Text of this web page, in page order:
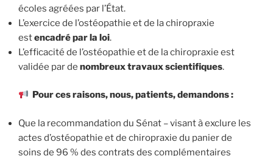
écoles agréées par l’État.
L’exercice de l’ostéopathie et de la chiropraxie
estencadré par la loi.
L’efficacité de l’ostéopathie et de la chiropraxie est
validée par de nombreux travaux scientifiques.
Pour ces raisons, nous, patients, demandons :
Que la recommandation du Sénat – visant à exclure les
actes d’ostéopathie et de chiropraxie du panier de
soins de 96 % des contrats des complémentaires